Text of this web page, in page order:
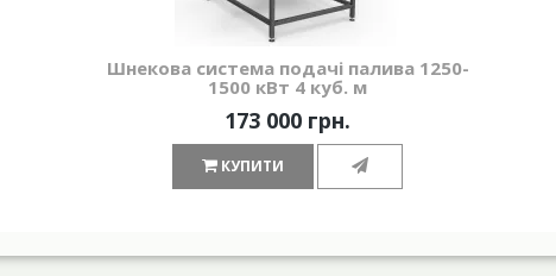
Шнекова система подачі палива 1250-
1500 кВт 4 куб. м
173 000 грн.
КУПИТИ